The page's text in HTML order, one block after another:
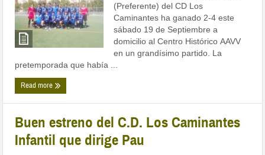
(Preferente) del CD Los
Caminantes ha ganado 2-4 este
sábado 19 de Septiembre a
domicilio al Centro Histórico AAVV
en un grandísimo partido. La
pretemporada que había ...
Read more
Buen estreno del C.D. Los Caminantes
Infantil que dirige Pau